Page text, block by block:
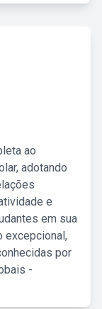
ao
adotando
e
em sua
excepcional,
por
-